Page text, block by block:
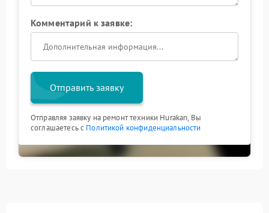
Комментарий к заявке:
Отправить заявку
Отправляя заявку на ремонт техники Hurakan, Вы
соглашаетесь с Политикой конфиденциальности